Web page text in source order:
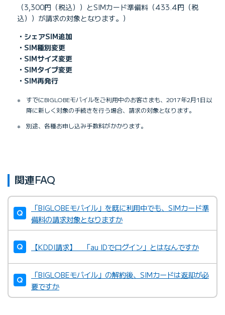
（3,300円（税込））とSIMカード準備料（433.4円（税
込））が請求の対象となります。）
・シェアSIM追加
・SIM種別変更
・SIMサイズ変更
・SIMタイプ変更
・SIM再発行
※
すでにBIGLOBEモバイルをご利用中のお客さまも、2017年2月1日以
降に新しく対象の手続きを行う場合、請求の対象となります。
※
別途、各種お申し込み手数料がかかります。
関連FAQ
「BIGLOBEモバイル」を既に利用中でも、SIMカード準
備料の請求対象となりますか
【KDDI請求】 「au IDでログイン」とはなんですか
「BIGLOBEモバイル」の解約後、SIMカードは返却が必
要ですか